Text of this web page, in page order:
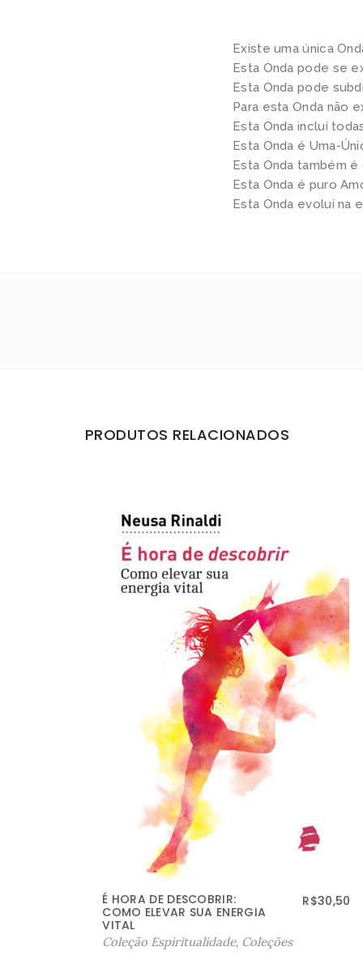
Existe uma única
Esta Onda pode se
Esta Onda pode
Para esta Onda não
Esta Onda inclui
Esta Onda é Uma-
Esta Onda também
Esta Onda é puro
Esta Onda evolui na
PRODUTOS RELACIONADOS
AKHENATON R$34,00
Coleção Espiritualidade,Coleção Metafísica
Coleções